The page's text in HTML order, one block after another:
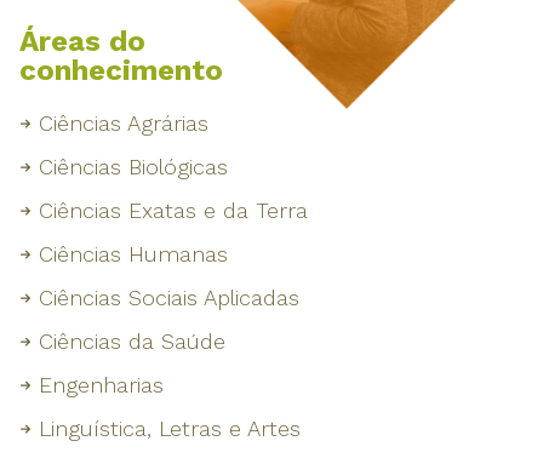
Áreas do
conhecimento
Ciências Agrárias
Ciências Biológicas
Ciências Exatas e da Terra
Ciências Humanas
Ciências Sociais Aplicadas
Ciências da Saúde
Engenharias
Linguística, Letras e Artes